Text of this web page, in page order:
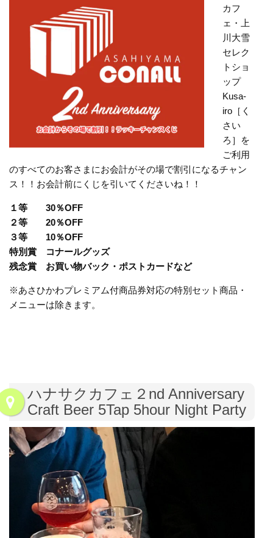
カフ
ェ・上
川大雪
セレク
トショ
ップ
Kusa-
iro［く
さい
ろ］を
ご利用
のすべてのお客さまにお会計がその場で割引になるチャン
ス！！お会計前にくじを引いてくださいね！！
１等 30％OFF
２等 20％OFF
３等 10％OFF
特別賞 コナールグッズ
残念賞 お買い物バック・ポストカードなど
※あさひかわプレミアム付商品券対応の特別セット商品・
メニューは除きます。
ハナサクカフェ２nd Anniversary
Craft Beer 5Tap 5hour Night Party